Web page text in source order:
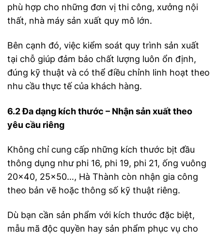
phù hợp cho những đơn vị thi công, xưởng nội
thất, nhà máy sản xuất quy mô lớn.
Bên cạnh đó, việc kiểm soát quy trình sản xuất
tại chỗ giúp đảm bảo chất lượng luôn ổn định,
đúng kỹ thuật và có thể điều chỉnh linh hoạt theo
nhu cầu thực tế của khách hàng.
6.2 Đa dạng kích thước – Nhận sản xuất theo
yêu cầu riêng
Không chỉ cung cấp những kích thước bịt đầu
thông dụng như phi 16, phi 19, phi 21, ống vuông
20×40, 25×50…, Hà Thành còn nhận gia công
theo bản vẽ hoặc thông số kỹ thuật riêng.
Dù bạn cần sản phẩm với kích thước đặc biệt,
mẫu mã độc quyền hay sản phẩm phục vụ cho